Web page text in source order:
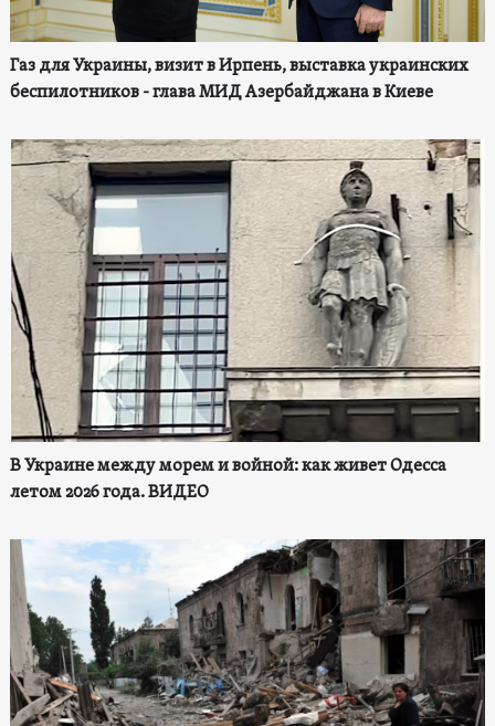
Газ для Украины, визит в Ирпень, выставка украинских
беспилотников - глава МИД Азербайджана в Киеве
В Украине между морем и войной: как живет Одесса
летом 2026 года. ВИДЕО